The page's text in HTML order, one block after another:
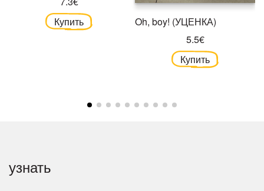
Купить
Oh, boy! (УЦЕНКА)
5.5€
Купить
узнать